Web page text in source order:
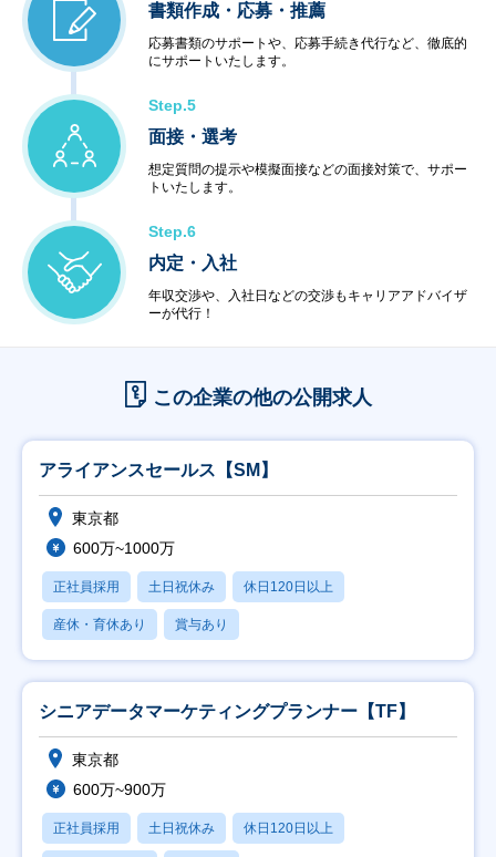
書類作成・応募・推薦
応募書類のサポートや、応募手続き代行など、徹底的
にサポートいたします。
Step.5
面接・選考
想定質問の提示や模擬面接などの面接対策で、サポー
トいたします。
Step.6
内定・入社
年収交渉や、入社日などの交渉もキャリアアドバイザ
ーが代行！
この企業の他の公開求人
アライアンスセールス【SM】
東京都
600万~1000万
正社員採用 土日祝休み 休日120日以上
産休・育休あり 賞与あり
シニアデータマーケティングプランナー【TF】
東京都
600万~900万
正社員採用 土日祝休み 休日120日以上